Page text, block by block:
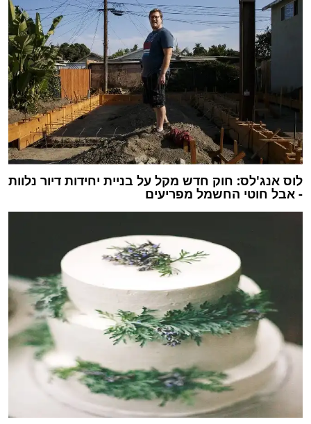
לוס אנג'לס: חוק חדש מקל על בניית יחידות דיור נלוות
- אבל חוטי החשמל מפריעים‎